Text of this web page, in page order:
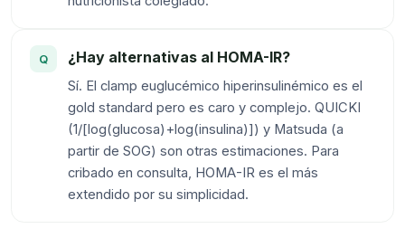
¿Hay alternativas al HOMA-IR?
Sí. El clamp euglucémico hiperinsulinémico es el
gold standard pero es caro y complejo. QUICKI
(1/[log(glucosa)+log(insulina)]) y Matsuda (a
partir de SOG) son otras estimaciones. Para
cribado en consulta, HOMA-IR es el más
extendido por su simplicidad.